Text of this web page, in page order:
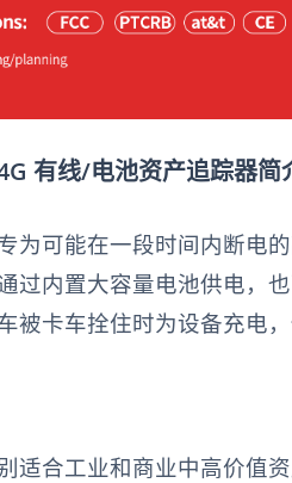
有线/电池资产追踪器简
为可能在一段时间内断电
过内置大容量电池供电，
被卡车拴住时为设备充电
适合工业和商业中高价值资